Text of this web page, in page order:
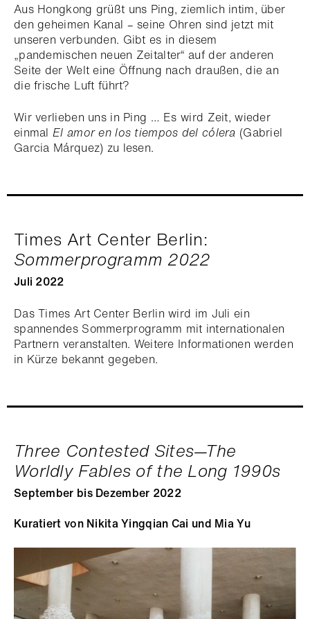
Aus Hongkong grüßt uns Ping, ziemlich intim, über
den geheimen Kanal – seine Ohren sind jetzt mit
unseren verbunden. Gibt es in diesem
„pandemischen neuen Zeitalter“ auf der anderen
Seite der Welt eine Öffnung nach draußen, die an
die frische Luft führt?
Wir verlieben uns in Ping … Es wird Zeit, wieder
einmalEl amor en los tiempos del cólera (Gabriel
Garcia Márquez) zu lesen.
Times Art Center Berlin:
Sommerprogramm 2022
Juli 2022
Das Times Art Center Berlin wird im Juli ein
spannendes Sommerprogramm mit internationalen
Partnern veranstalten. Weitere Informationen werden
in Kürze bekannt gegeben.
Three Contested Sites—The
Worldly Fables of the Long 1990s
September bis Dezember 2022
Kuratiert von Nikita Yingqian Cai und Mia Yu